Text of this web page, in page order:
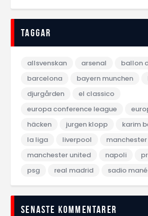
Taggar
allsvenskan arsenal
ballon
barcelona
bayern munchen
djurgården
el classico
europa conference league
häcken
jurgen klopp
karim
la liga
liverpool
manchester united
napoli
psg
real madrid sadio mané
Senaste kommentarer